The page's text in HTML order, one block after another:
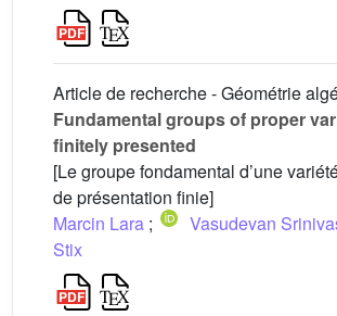
Article de recherche - Géométrie
Fundamental groups of proper
finitely presented
[Le groupe fondamental d’une
de présentation finie]
Marcin Lara ; Vasudevan
Stix